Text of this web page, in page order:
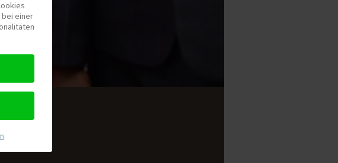
bei einer